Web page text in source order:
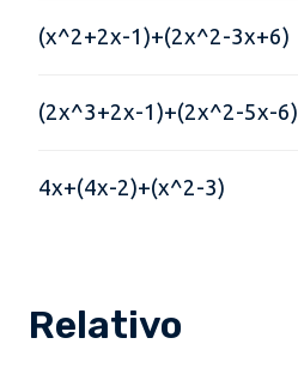
(x^2+2x-1)+(2x^2-3x+6)
(2x^3+2x-1)+(2x^2-5x-6)
4x+(4x-2)+(x^2-3)
Relativo